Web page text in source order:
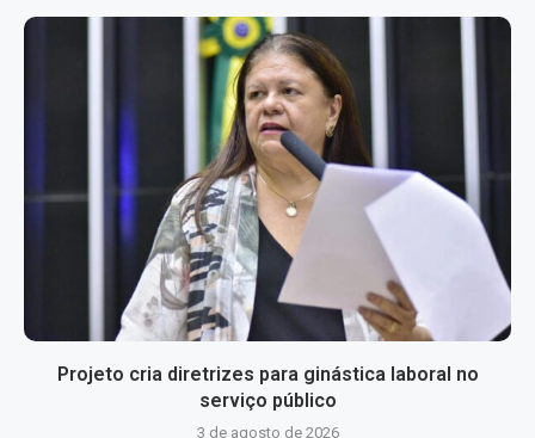
Projeto cria diretrizes para ginástica laboral no
serviço público
3 de agosto de 2026